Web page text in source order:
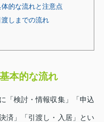
的な流れと注意点
渡しまでの流れ
本的な流れ
「検討・情報収集」「申込
済」「引渡し・入居」とい